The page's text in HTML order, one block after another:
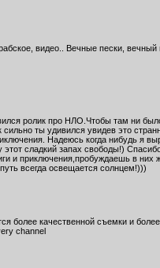
видео.. Вечные пески, вечный
ролик про НЛО.Чтобы там ни
ты удивился увидев это
Надеюсь когда нибудь я
сладкий запах свободы!)
и приключения,пробуждаешь в
всегда освещается солнцем!)))
более качественной съемки и
channel